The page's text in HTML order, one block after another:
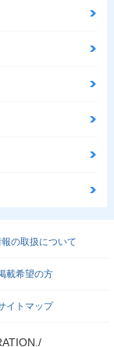
の取扱について
載希望の方
イトマップ